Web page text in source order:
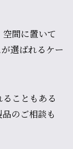
間に置いて
選ばれるケー
こともある
のご相談も